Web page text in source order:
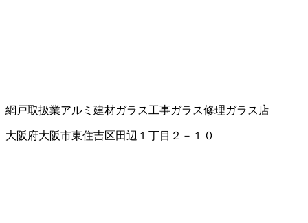
網戸取扱業アルミ建材ガラス工事ガラス修理ガラス店
大阪府大阪市東住吉区田辺１丁目２－１０